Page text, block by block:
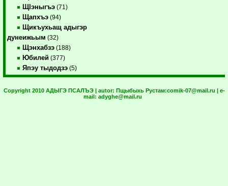
ЩIэныгъэ (71)
Щапхъэ (94)
Щикъухьащ адыгэр
дунеижьым (32)
Щэнхабзэ (188)
Юбилей (377)
Япэу тыдодзэ (5)
Copyright 2010 АДЫГЭ ПСАЛЪЭ | autor: Пщыбыхь Рустам:comik-07@mail.ru | e-
mail: adyghe@mail.ru